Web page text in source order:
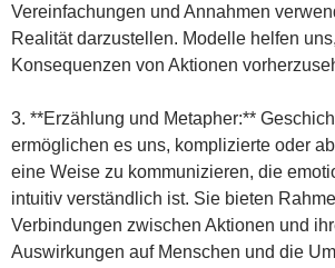
Vereinfachungen und Annahmen
Realität darzustellen. Modelle helfen
Konsequenzen von Aktionen
3. **Erzählung und Metapher:**
ermöglichen es uns, komplizierte oder
eine Weise zu kommunizieren, die
intuitiv verständlich ist. Sie bieten
Verbindungen zwischen Aktionen und
Auswirkungen auf Menschen und die